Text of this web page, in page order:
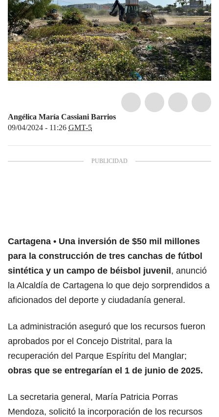
Angélica María Cassiani Barrios
09/04/2024 - 11:26 GMT-5
Cartagena
Una inversión de $50 mil millones
para la construcción de tres canchas de fútbol
sintética y un campo de béisbol juvenil, anunció
la Alcaldía de Cartagena lo que dejo sorprendidos a
aficionados del deporte y ciudadanía general.
La administración aseguró que los recursos fueron
aprobados por el Concejo Distrital, para la
recuperación del Parque Espíritu del Manglar;
obras que se entregarían el 1 de junio de 2025.
La secretaria general, María Patricia Porras
Mendoza, solicitó la incorporación de los recursos